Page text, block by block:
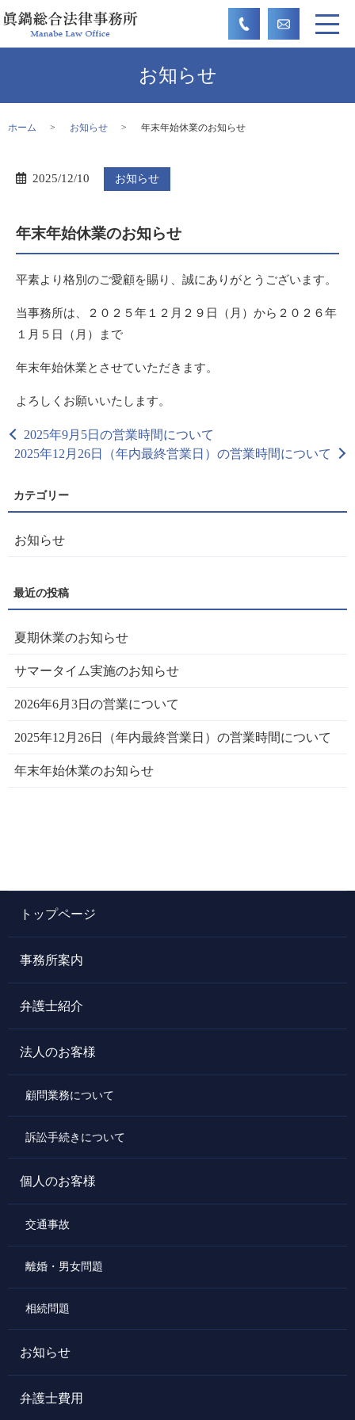
お知らせ
ホーム お知らせ 年末年始休業のお知らせ
2025/12/10 お知らせ
年末年始休業のお知らせ
平素より格別のご愛顧を賜り、誠にありがとうございます。
当事務所は、２０２５年１２月２９日（月）から２０２６年
１月５日（月）まで
年末年始休業とさせていただきます。
よろしくお願いいたします。
2025年9月5日の営業時間について
2025年12月26日（年内最終営業日）の営業時間について
お知らせ
夏期休業のお知らせ
サマータイム実施のお知らせ
2026年6月3日の営業について
2025年12月26日（年内最終営業日）の営業時間について
年末年始休業のお知らせ
トップページ
事務所案内
弁護士紹介
法人のお客様
顧問業務について
訴訟手続きについて
個人のお客様
交通事故
離婚・男女問題
相続問題
お知らせ
弁護士費用